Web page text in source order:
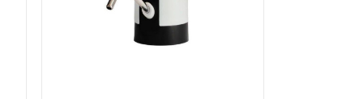
надувний жилет дл..
221 грн.